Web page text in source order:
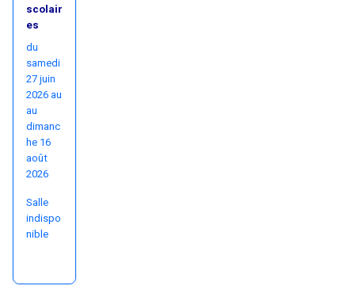
scolair
es
du
samedi
27 juin
2026 au
au
dimanc
he 16
août
2026
Salle
indispo
nible